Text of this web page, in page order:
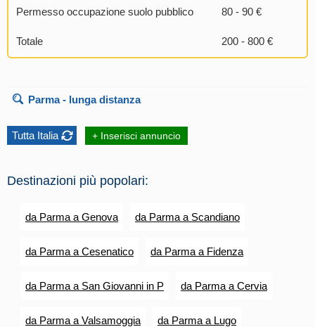
Permesso occupazione suolo pubblico 80 - 90 €
Totale 200 - 800 €
Parma- lunga distanza
Tutta Italia + Inserisci annuncio
Destinazioni più popolari:
da Parma a Genova da Parma a Scandiano
da Parma a Cesenatico da Parma a Fidenza
da Parma a San Giovanni in P da Parma a Cervia
da Parma a Valsamoggia da Parma a Lugo